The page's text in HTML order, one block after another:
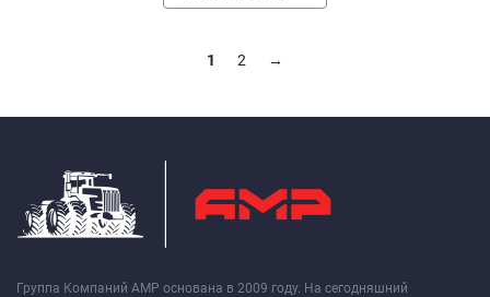
1 2 →
Группа Компаний АМР основана в 2009 году. На сегодняшний